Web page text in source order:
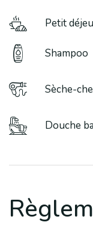
Petit
Shampoo
Sèche-
Douche